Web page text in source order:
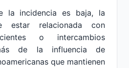
la incidencia es baja, la
estar relacionada con
o intercambios
de la influencia de
que mantienen